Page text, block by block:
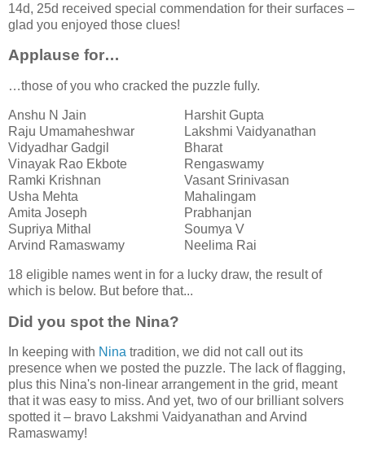
14d, 25d received special commendation for their surfaces –
glad you enjoyed those clues!
Applause for…
…those of you who cracked the puzzle fully.
Anshu N Jain
Harshit Gupta
Raju Umamaheshwar
Lakshmi Vaidyanathan
Vidyadhar Gadgil
Bharat
Vinayak Rao Ekbote
Rengaswamy
Ramki Krishnan
Vasant Srinivasan
Usha Mehta
Mahalingam
Amita Joseph
Prabhanjan
Supriya Mithal
Soumya V
Arvind Ramaswamy
Neelima Rai
18 eligible names went in for a lucky draw, the result of
which is below. But before that...
Did you spot the Nina?
In keeping with Nina tradition, we did not call out its
presence when we posted the puzzle. The lack of flagging,
plus this Nina's non-linear arrangement in the grid, meant
that it was easy to miss. And yet, two of our brilliant solvers
spotted it – bravo Lakshmi Vaidyanathan and Arvind
Ramaswamy!